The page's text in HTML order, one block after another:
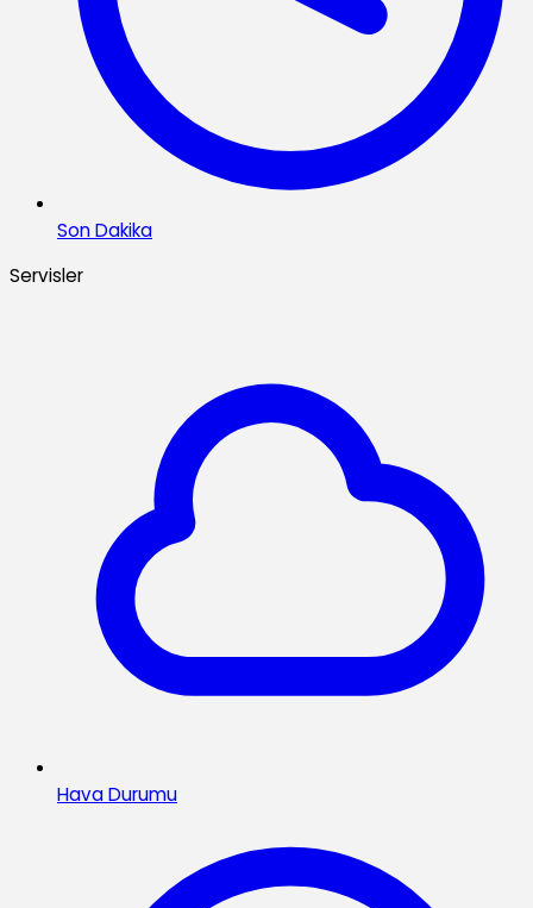
Son Dakika
Servisler
Hava Durumu